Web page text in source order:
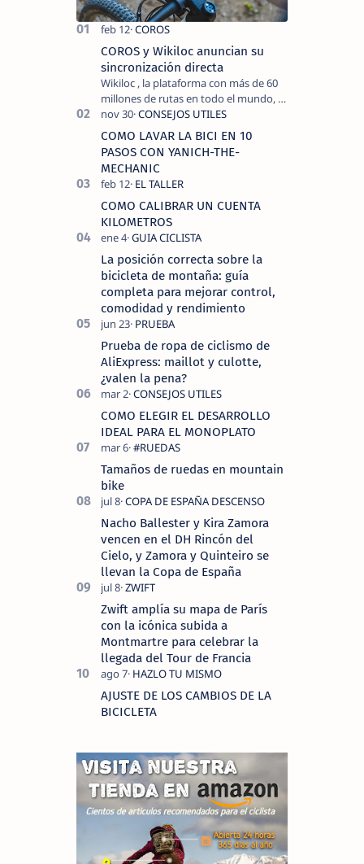
COROS y Wikiloc anuncian su
sincronización directa
Wikiloc , la plataforma con más de 60
millones de rutas en todo el mundo, y
COROS , marca de dispositivos GPS
reconocida mundialmente por su
tecnolo…
COMO LAVAR LA BICI EN 10
PASOS CON YANICH-THE-
MECHANIC
COMO CALIBRAR UN CUENTA
KILOMETROS
La posición correcta sobre la
bicicleta de montaña: guía
completa para mejorar control,
comodidad y rendimiento
Prueba de ropa de ciclismo de
AliExpress: maillot y culotte,
¿valen la pena?
COMO ELEGIR EL DESARROLLO
IDEAL PARA EL MONOPLATO
Tamaños de ruedas en mountain
bike
Nacho Ballester y Kira Zamora
vencen en el DH Rincón del
Cielo, y Zamora y Quinteiro se
llevan la Copa de España
Zwift amplía su mapa de París
con la icónica subida a
Montmartre para celebrar la
llegada del Tour de Francia
AJUSTE DE LOS CAMBIOS DE LA
BICICLETA